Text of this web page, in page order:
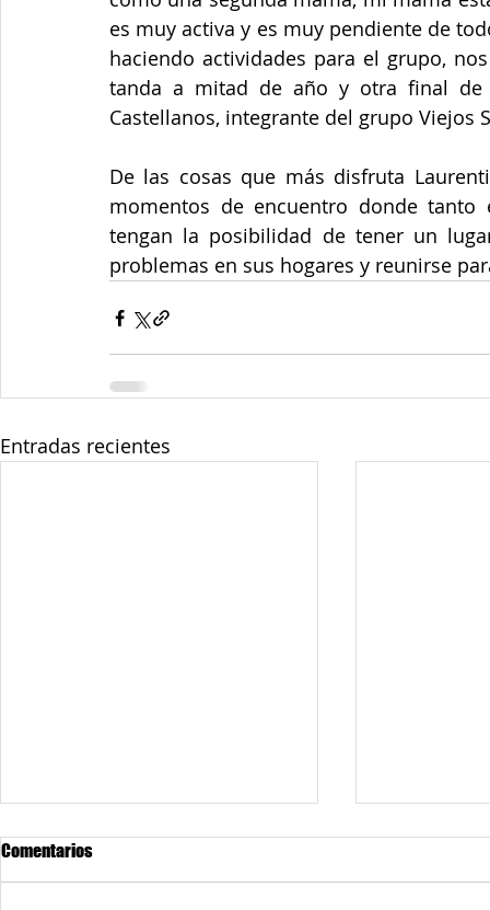
es muy activa y es muy pendiente de
haciendo actividades para el grupo,
tanda a mitad de año y otra final de
Castellanos, integrante del grupo Viejos
De las cosas que más disfruta
momentos de encuentro donde tanto
tengan la posibilidad de tener un
problemas en sus hogares y reunirse
Entradas recientes
Comentarios